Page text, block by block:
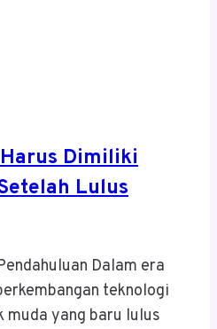
Dimiliki
Lulus
Dalam era
teknologi
muda yang baru lulus